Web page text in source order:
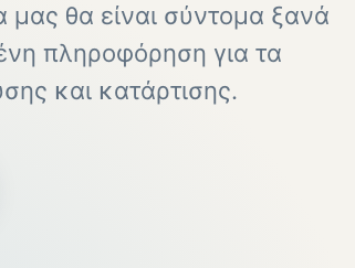
μας θα είναι σύντομα ξανά
πληροφόρηση για τα
και κατάρτισης.